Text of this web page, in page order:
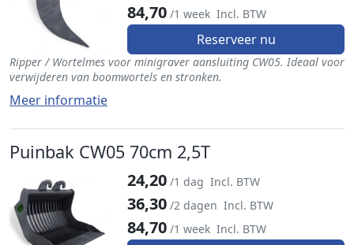
84,70 /1 week Incl. BTW
Reserveer nu
Ripper / Wortelmes voor minigraver aansluiting CW05. Ideaal voor
verwijderen van boomwortels en stronken.
Meer informatie
Puinbak CW05 70cm 2,5T
24,20 /1 dag Incl. BTW
36,30 /2 dagen Incl. BTW
84,70 /1 week Incl. BTW